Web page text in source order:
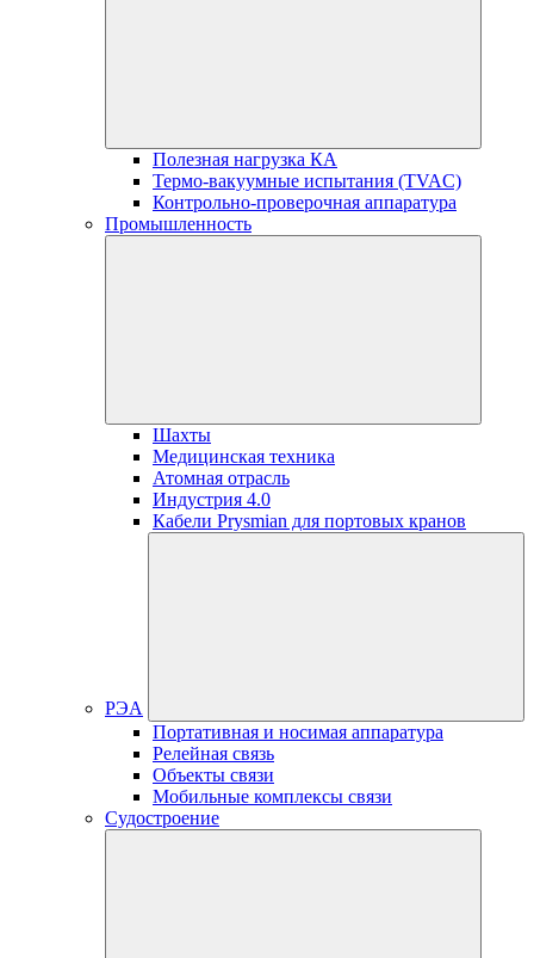
Полезная нагрузка КА
Термо-вакуумные испытания (TVAC)
Контрольно-проверочная аппаратура
Промышленность
Шахты
Медицинская техника
Атомная отрасль
Индустрия 4.0
Кабели Prysmian для портовых кранов
РЭА
Портативная и носимая аппаратура
Релейная связь
Объекты связи
Мобильные комплексы связи
Судостроение